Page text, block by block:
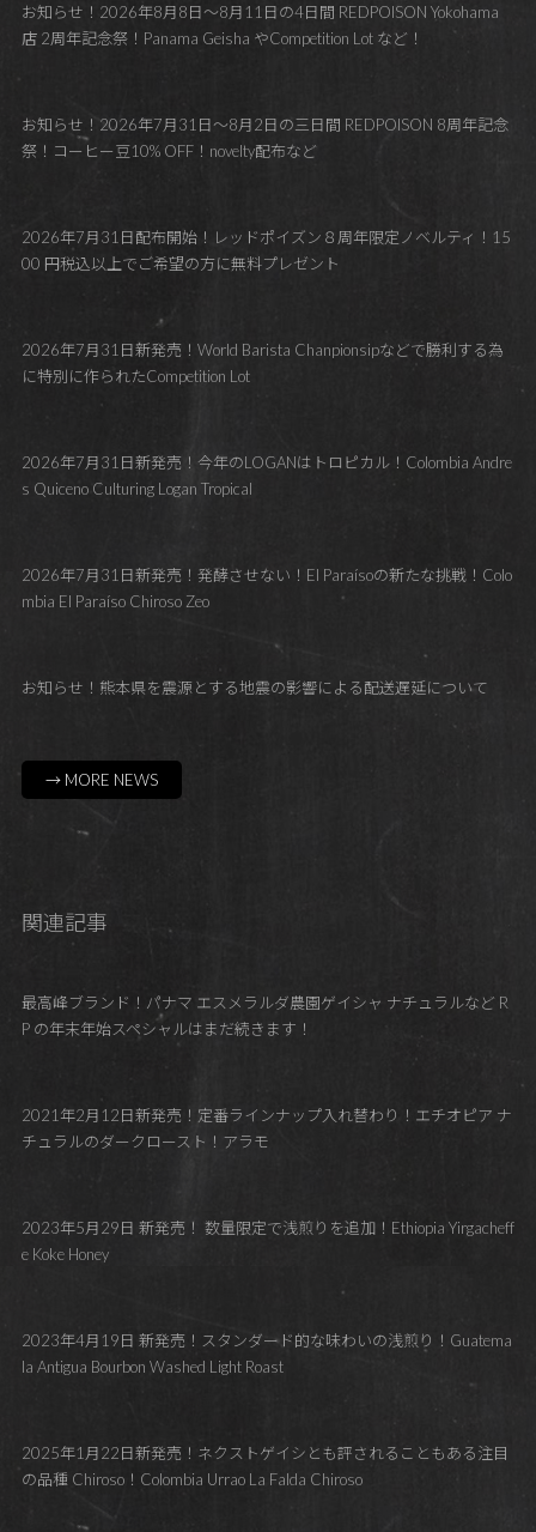
お知らせ！2026年8月8日～8月11日の4日間 REDPOISON Yokohama
店 2周年記念祭！Panama Geisha やCompetition Lot など！
お知らせ！2026年7月31日～8月2日の三日間 REDPOISON 8周年記念
祭！コーヒー豆10% OFF！novelty配布など
2026年7月31日配布開始！レッドポイズン８周年限定ノベルティ！15
00 円税込以上でご希望の方に無料プレゼント
2026年7月31日新発売！World Barista Chanpionsipなどで勝利する為
に特別に作られたCompetition Lot
2026年7月31日新発売！今年のLOGANはトロピカル！Colombia Andre
s Quiceno Culturing Logan Tropical
2026年7月31日新発売！発酵させない！El Paraísoの新たな挑戦！Colo
mbia El Paraíso Chiroso Zeo
お知らせ！熊本県を震源とする地震の影響による配送遅延について
→ MORE NEWS
関連記事
最高峰ブランド！パナマ エスメラルダ農園ゲイシャ ナチュラルなど R
P の年末年始スペシャルはまだ続きます！
2021年2月12日新発売！定番ラインナップ入れ替わり！エチオピア ナ
チュラルのダークロースト！アラモ
2023年5月29日 新発売！ 数量限定で浅煎りを追加！Ethiopia Yirgacheff
e Koke Honey
2023年4月19日 新発売！スタンダード的な味わいの浅煎り！Guatema
la Antigua Bourbon Washed Light Roast
2025年1月22日新発売！ネクストゲイシとも評されることもある注目
の品種 Chiroso！Colombia Urrao La Falda Chiroso